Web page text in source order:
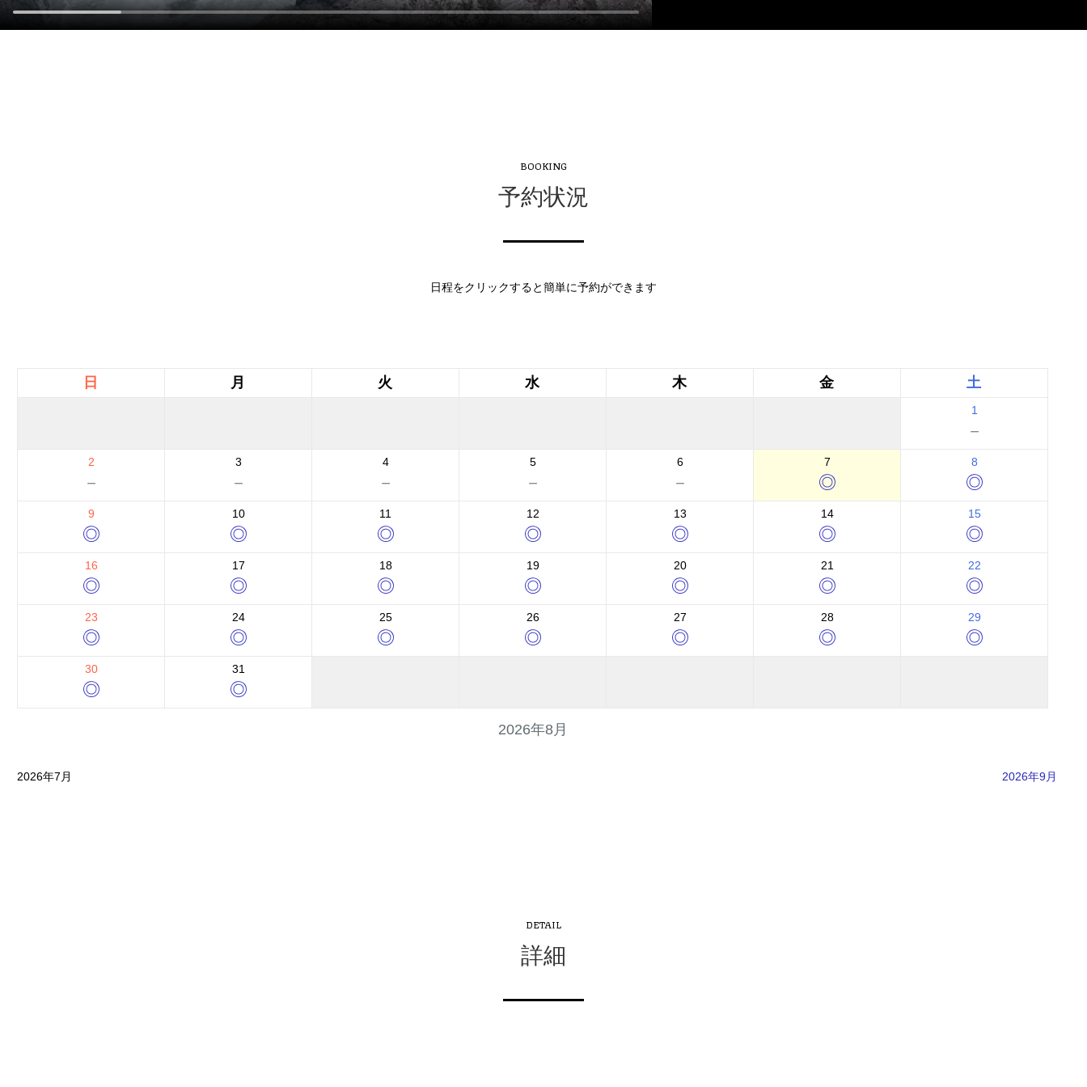
BOOKING
予約状況
日程をクリックすると簡単に予約ができます
2026年8月
日 月 火 水 木 金 土
1
－
2
－
3
－
4
－
5
－
6
－
7
◎
8
◎
9
◎
10
◎
11
◎
12
◎
13
◎
14
◎
15
◎
16
◎
17
◎
18
◎
19
◎
20
◎
21
◎
22
◎
23
◎
24
◎
25
◎
26
◎
27
◎
28
◎
29
◎
30
◎
31
◎
2026年7月 2026年9月
DETAIL
詳細